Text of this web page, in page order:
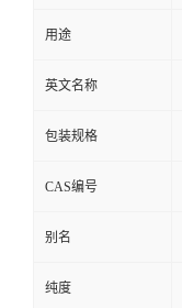
用途
英文名称
包装规格
CAS编号
别名
纯度